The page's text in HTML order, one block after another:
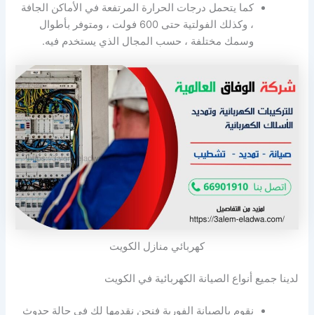
كما يتحمل درجات الحرارة المرتفعة في الأماكن الجافة
، وكذلك الفولتية حتى 600 فولت ، ومتوفر بأطوال
وسمك مختلفة ، حسب المجال الذي يستخدم فيه.
كهربائي منازل الكويت
لدينا جميع أنواع الصيانة الكهربائية في الكويت
نقوم بالصيانة الفورية فنحن نقدمها لك في حالة حدوث